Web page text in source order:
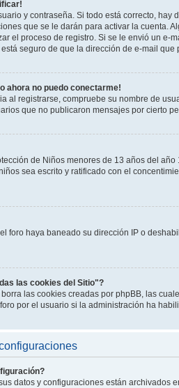
y contraseña. Si todo está correcto,
que se le darán para activar la cuenta.
el proceso de registro. Si se le envió un
seguro de que la dirección de e-mail
ahora no puedo conectarme!
al registrarse, compruebe su nombre de
que no publicaron mensajes por cierto
de Niños menores de 13 años del
sea escrito y ratificado con el
foro haya baneado su dirección IP o
las cookies del Sitio"?
las cookies creadas por phpBB, las
por el usuario si la administración ha
datos y configuraciones están